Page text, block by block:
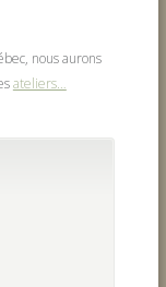
nous aurons
ateliers…